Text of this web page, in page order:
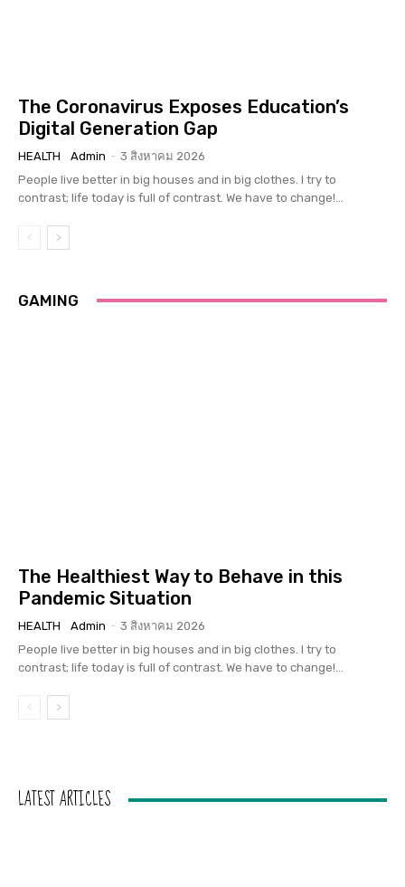
The Coronavirus Exposes Education’s
Digital Generation Gap
HEALTH Admin - 3 สิงหาคม 2026
People live better in big houses and in big clothes. I try to
contrast; life today is full of contrast. We have to change!...
GAMING
The Healthiest Way to Behave in this
Pandemic Situation
HEALTH Admin - 3 สิงหาคม 2026
People live better in big houses and in big clothes. I try to
contrast; life today is full of contrast. We have to change!...
LATEST ARTICLES